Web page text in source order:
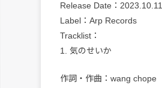
Release Date：
Label：Arp Records
Tracklist：
1. 気のせいか
作詞・作曲：wang chope